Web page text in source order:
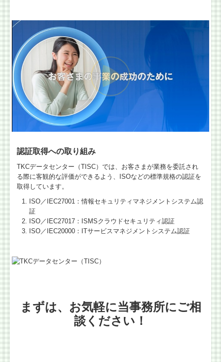
認証取得への取り組み
TKCデータセンター（TISC）では、お客さまが業務を委託され
る際に客観的な評価ができるよう、ISOなどの標準規格の認証を
取得しています。
ISO／IEC27001：情報セキュリティマネジメントシステム認
証
ISO／IEC27017：ISMSクラウドセキュリティ認証
ISO／IEC20000：ITサービスマネジメントシステム認証
まずは、お気軽に当事務所にご相
談ください！